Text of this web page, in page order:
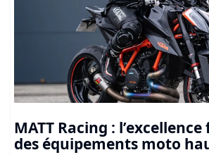
MATT Racing :
des équipements moto